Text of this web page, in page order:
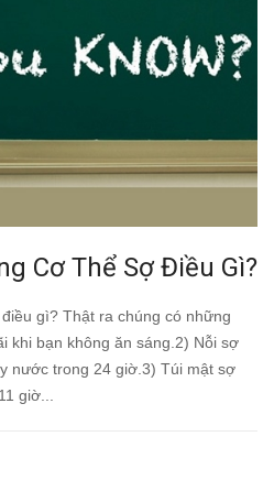
Cơ Thể Sợ Điều Gì?
gì? Thật ra chúng có những
khi bạn không ăn sáng.2) Nỗi sợ
nước trong 24 giờ.3) Túi mật sợ
giờ...